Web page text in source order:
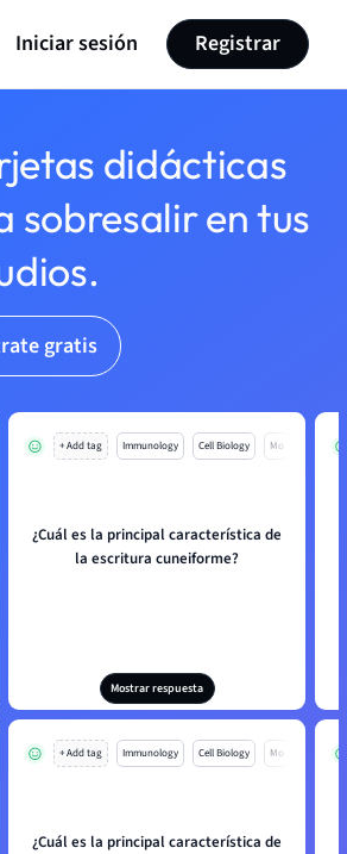
Iniciar sesión Registrar
didácticas
sobresalir en tus
gratis
+ Add tag Immunology Cell Biology Mo
¿Cuál es la principal característica de
la escritura cuneiforme?
Mostrar respuesta
+ Add tag Immunology Cell Biology Mo
¿Cuál es la principal característica de